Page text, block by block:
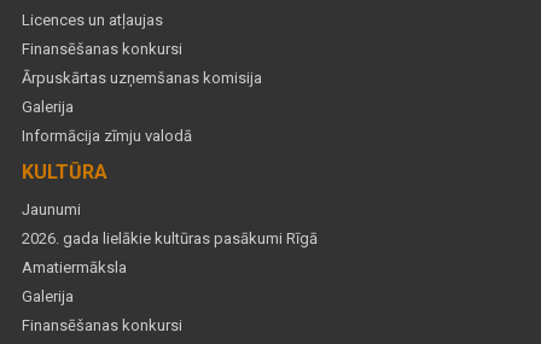
Licences un atļaujas
Finansēšanas konkursi
Ārpuskārtas uzņemšanas komisija
Galerija
Informācija zīmju valodā
KULTŪRA
Jaunumi
2026. gada lielākie kultūras pasākumi Rīgā
Amatiermāksla
Galerija
Finansēšanas konkursi